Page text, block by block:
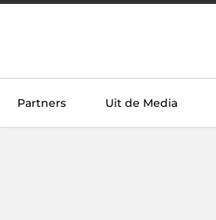
Partners Uit de Media